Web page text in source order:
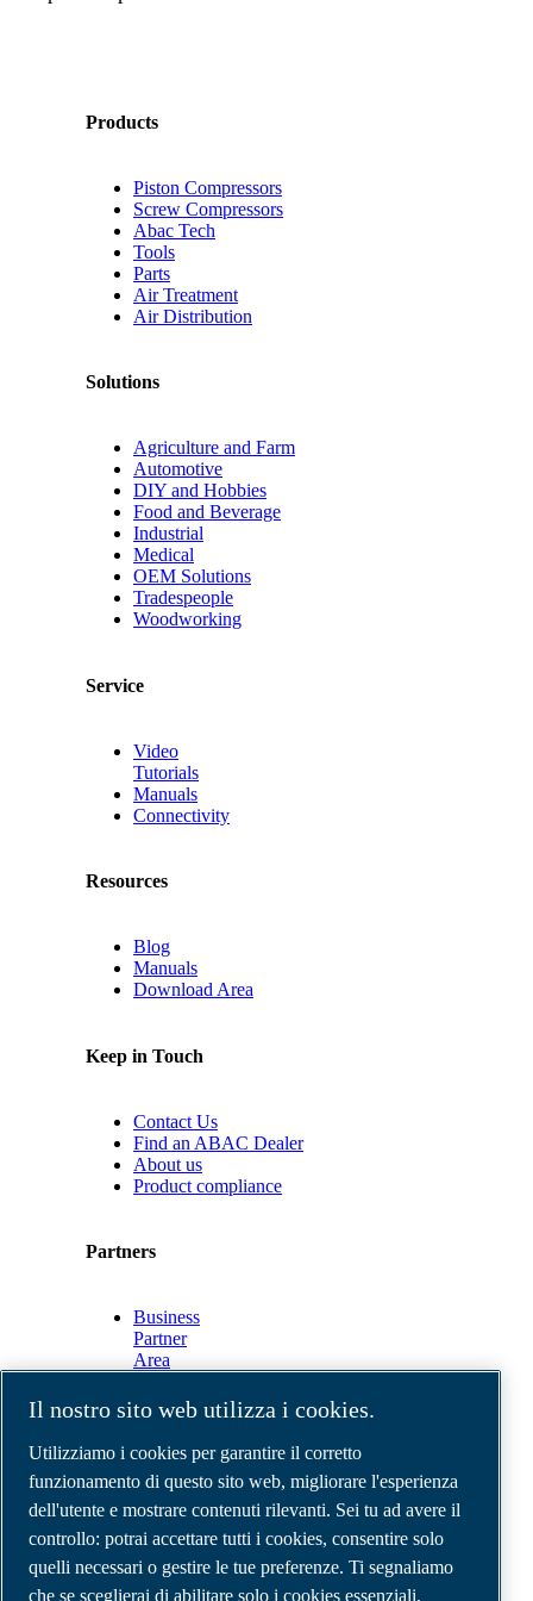
Products
Piston Compressors
Screw Compressors
Abac Tech
Tools
Parts
Air Treatment
Air Distribution
Solutions
Agriculture and Farm
Automotive
DIY and Hobbies
Food and Beverage
Industrial
Medical
OEM Solutions
Tradespeople
Woodworking
Service
Video
Tutorials
Manuals
Connectivity
Resources
Blog
Manuals
Download Area
Keep in Touch
Contact Us
Find an ABAC Dealer
About us
Product compliance
Partners
Business
Partner
Area
Connect
2.0
Business
ABAC
Media
Gallery
©2026 Compressori d'aria ABAC
Note legali e privacy
Il nostro sito web utilizza i cookies.
Utilizziamo i cookies per garantire il corretto
funzionamento di questo sito web, migliorare l'esperienza
dell'utente e mostrare contenuti rilevanti. Sei tu ad avere il
controllo: potrai accettare tutti i cookies, consentire solo
quelli necessari o gestire le tue preferenze. Ti segnaliamo
che se sceglierai di abilitare solo i cookies essenziali,